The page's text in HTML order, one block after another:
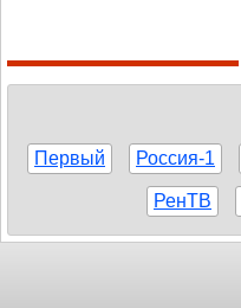
Первый Россия-1
РенТВ